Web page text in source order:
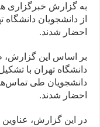
به گزارش خبرگزاری
از دانشجویان
احضار شدند.
دانشگاه تهران با
دانشجویان طی
احضار شدند.
در این گزارش،